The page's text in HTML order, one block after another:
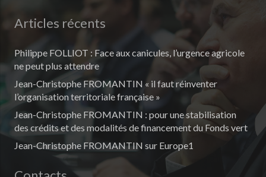
Articles récents
Philippe FOLLIOT : Face aux canicules, l’urgence agricole
ne peut plus attendre
Jean-Christophe FROMANTIN « il faut réinventer
l’organisation territoriale française »
Jean-Christophe FROMANTIN : pour une stabilisation
des crédits et des modalités de financement du Fonds vert
Jean-Christophe FROMANTIN sur Europe1